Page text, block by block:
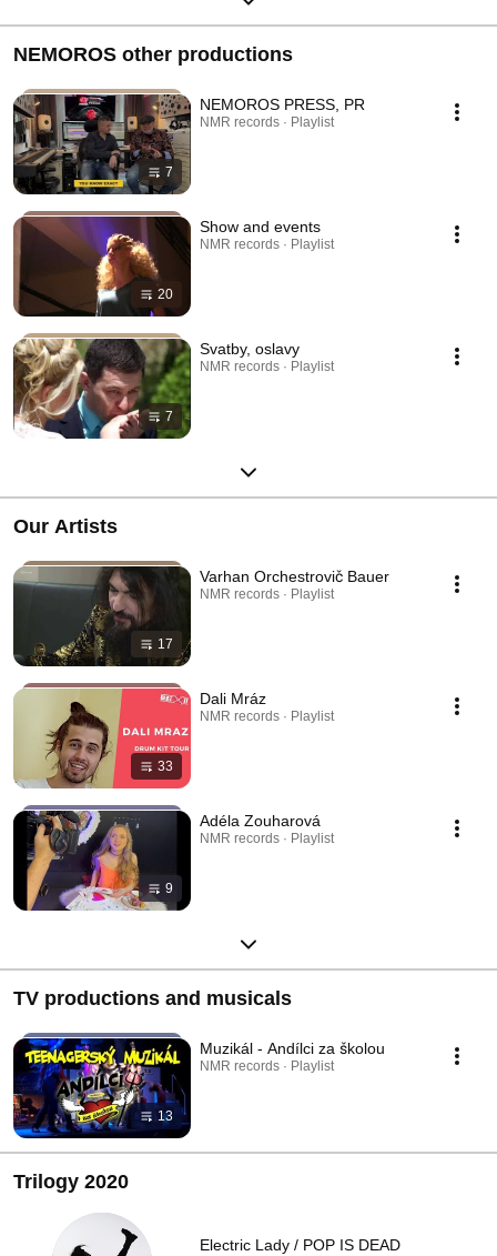
NEMOROS other productions
7
NEMOROS PRESS, PR
NMR records · Playlist
20
Show and events
NMR records · Playlist
7
Svatby, oslavy
NMR records · Playlist
Our Artists
17
Varhan Orchestrovič Bauer
NMR records · Playlist
33
Dali Mráz
NMR records · Playlist
9
Adéla Zouharová
NMR records · Playlist
TV productions and musicals
13
Muzikál - Andílci za školou
NMR records · Playlist
Trilogy 2020
Electric Lady / POP IS DEAD